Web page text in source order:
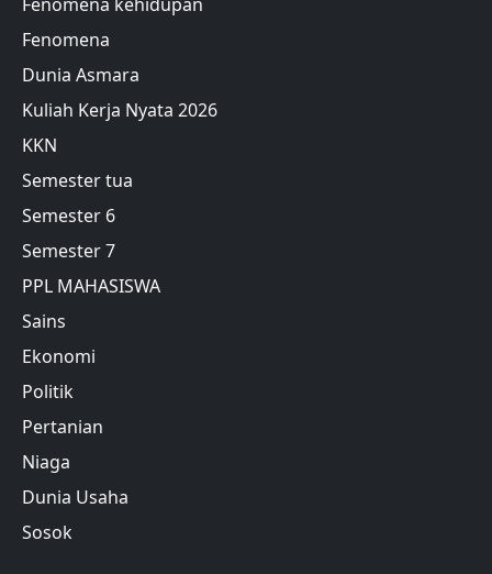
Fenomena
Dunia Asmara
Kuliah Kerja Nyata 2026
KKN
Semester tua
Semester 6
Semester 7
PPL MAHASISWA
Sains
Ekonomi
Politik
Pertanian
Niaga
Dunia Usaha
Sosok